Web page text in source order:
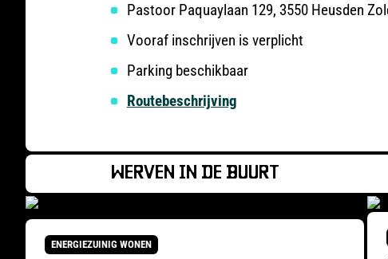
Pastoor Paquaylaan 129, 3550 Heusden
Vooraf inschrijven is verplicht
Parking beschikbaar
Routebeschrijving
WERVEN IN DE BUURT
ENERGIEZUINIG WONEN